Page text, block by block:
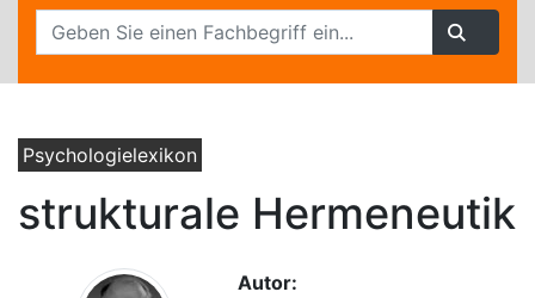
Psychologielexikon
strukturale Hermeneutik
Autor: